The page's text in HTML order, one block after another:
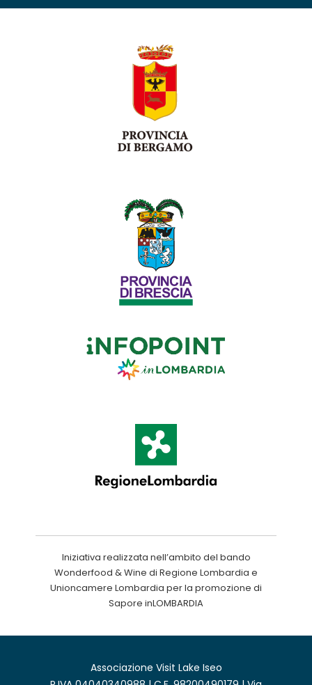
Iniziativa realizzata nell’ambito del bando
Wonderfood & Wine di Regione Lombardia e
Unioncamere Lombardia per la promozione di
Sapore inLOMBARDIA
Associazione Visit Lake Iseo